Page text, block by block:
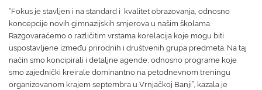
“Fokus je stavljen i na standard i kvalitet obrazovanja, odnosno
koncepcije novih gimnazijskih smjerova u našim školama.
Razgovaraćemo o različitim vrstama korelacija koje mogu biti
uspostavljene između prirodnih i društvenih grupa predmeta. Na taj
način smo koncipirali i detaljne agende, odnosno programe koje
smo zajednički kreirale dominantno na petodnevnom treningu
organizovanom krajem septembra u Vrnjačkoj Banji”, kazala je